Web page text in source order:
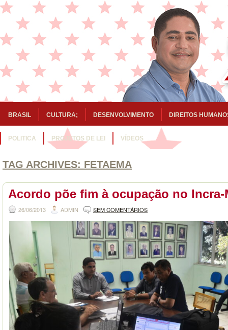
BRASIL CULTURA; DESENVOLVIMENTO DIREITOS
POLITICA PROJETOS DE LEI VÍDEOS
TAG ARCHIVES: FETAEMA
Acordo põe fim à ocupação no Incra-
26/06/2013 ADMIN SEM COMENTÁRIOS